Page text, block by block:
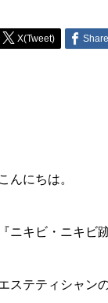
X(Tweet) Share
こんにちは。
『ニキビ・ニキビ
ステティシャン